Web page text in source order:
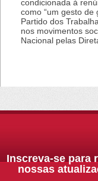
condicionada à
como “um gesto de
Partido dos
nos movimentos
Nacional pelas
Inscreva-se para
nossas